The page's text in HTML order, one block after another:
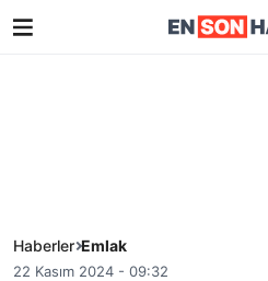
Haberler Emlak
22 Kasım 2024 - 09:32